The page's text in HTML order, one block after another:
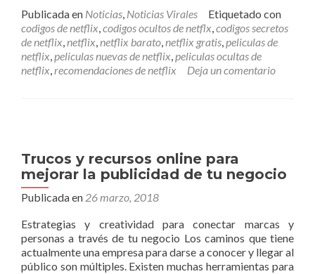
códigos
secretos
de
Netflix
Publicada en Noticias, Noticias Virales
Etiquetado con
codigos de netflix,codigos ocultos de netflx,codigos secretos
de netflix,netflix,netflix barato,netflix gratis,peliculas de
netflix,peliculas nuevas de netflix,peliculas ocultas de
netflix,recomendaciones de netflix Deja un comentario
Trucos y recursos online para
mejorar la publicidad de tu negocio
Publicada en 26 marzo, 2018
Estrategias y creatividad para conectar marcas y
personas a través de tu negocio Los caminos que tiene
actualmente una empresa para darse a conocer y llegar al
público son múltiples. Existen muchas herramientas para